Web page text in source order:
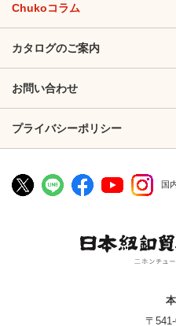
Chukoコラム
カタログのご案内
お問い合わせ
プライバシーポリシー
国
〒